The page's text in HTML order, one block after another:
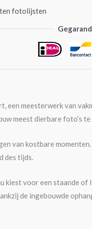
fotolijsten
meesterwerk van
meest dierbare foto’s
van kostbare
des tijds.
voor een staande of
de ingebouwde